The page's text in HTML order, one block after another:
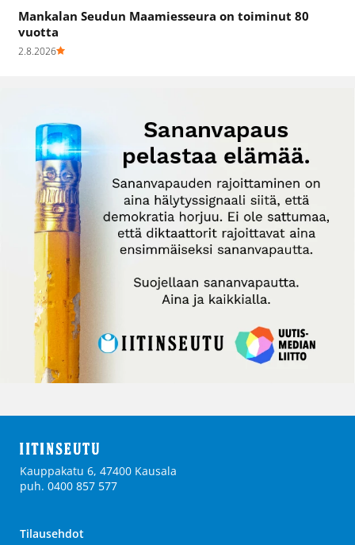
Mankalan Seudun Maamiesseura on toiminut 80
vuotta
2.8.2026
Kauppakatu 6, 47400 Kausala
puh. 0400 857 577
Tilausehdot